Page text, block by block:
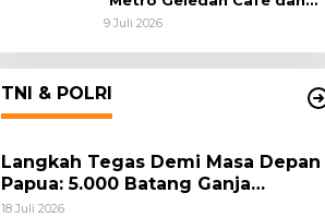
Money Changer
9 Juli 2026
TNI & POLRI
Langkah Tegas Demi Masa Depan
Papua: 5.000 Batang Ganja
Berhasil Diungkap Koops TNI
18 Juli 2026